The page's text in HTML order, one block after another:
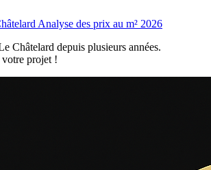
Analyse des prix au m² 2026
Châtelard depuis plusieurs années.
projet !